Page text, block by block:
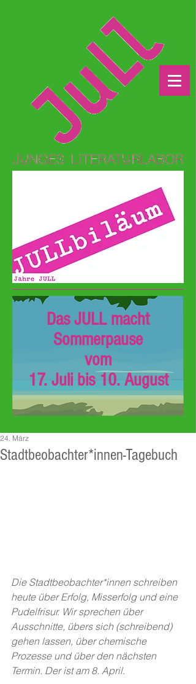
Das JULL macht
Sommerpause
vom
17. Juli bis 10. August
Stadtbeobachter*innen-Tagebuch
24. März
Die Stadtbeobachter*innen schreiben
heute über Erfolg, Misserfolg und eine
Pudelfrisur. Wir sprechen über
Ausschnitte, übers sich (schreibend)
gehen lassen, über chemische
Prozesse und über den nächsten
Termin. Der ist am 8. April.